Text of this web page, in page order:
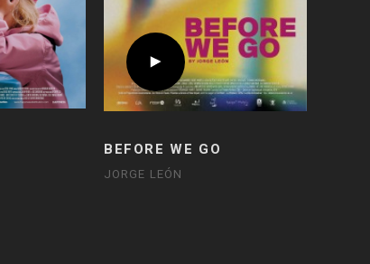
BEFORE WE GO
JORGE LEÓN